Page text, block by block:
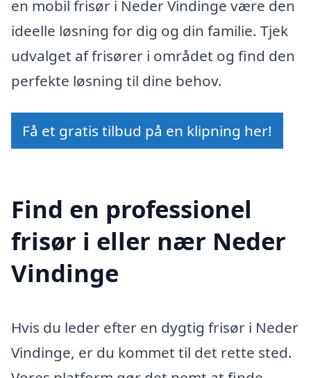
en mobil frisør i Neder Vindinge være den
ideelle løsning for dig og din familie. Tjek
udvalget af frisører i området og find den
perfekte løsning til dine behov.
Få et gratis tilbud på en klipning her!
Find en professionel
frisør i eller nær Neder
Vindinge
Hvis du leder efter en dygtig frisør i Neder
Vindinge, er du kommet til det rette sted.